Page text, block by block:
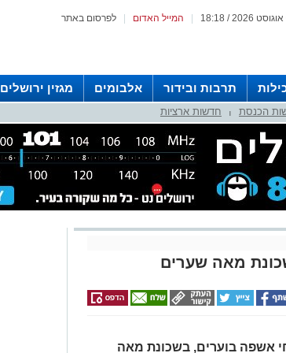
לפרסום באתר המייל האדום
תרבות ובידור אלבומים מגזין ירושלים
רדיו ירושלים
הכנסת חדשות ארציות
מאה שערים
הכיבוי הוזעקו אמש לכבות 2 פחי אשפה בוערים, בשכונת מאה